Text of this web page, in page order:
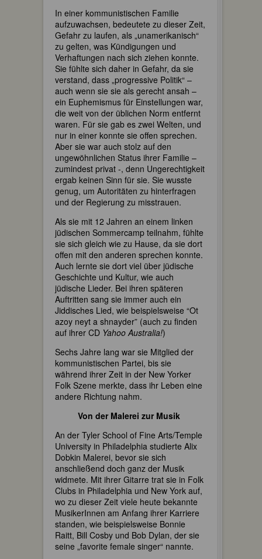
In einer kommunistischen Familie
aufzuwachsen, bedeutete zu dieser Zeit,
Gefahr zu laufen, als „unamerikanisch“
zu gelten, was Kündigungen und
Verhaftungen nach sich ziehen konnte.
Sie fühlte sich daher in Gefahr, da sie
verstand, dass „progressive Politik“ –
auch wenn sie sie als gerecht ansah –
ein Euphemismus für Einstellungen war,
die weit von der üblichen Norm entfernt
waren. Für sie gab es zwei Welten, und
nur in einer konnte sie offen sprechen.
Aber sie war auch stolz auf den
ungewöhnlichen Status ihrer Familie –
zumindest privat -, denn Ungerechtigkeit
ergab keinen Sinn für sie. Sie wusste
genug, um Autoritäten zu hinterfragen
und der Regierung zu misstrauen.
Als sie mit 12 Jahren an einem linken
jüdischen Sommercamp teilnahm, fühlte
sie sich gleich wie zu Hause, da sie dort
offen mit den anderen sprechen konnte.
Auch lernte sie dort viel über jüdische
Geschichte und Kultur, wie auch
jüdische Lieder. Bei ihren späteren
Auftritten sang sie immer auch ein
Jiddisches Lied, wie beispielsweise “Ot
azoy neyt a shnayder” (auch zu finden
auf ihrer CD Yahoo Australia!)
Sechs Jahre lang war sie Mitglied der
kommunistischen Partei, bis sie
während ihrer Zeit in der New Yorker
Folk Szene merkte, dass ihr Leben eine
andere Richtung nahm.
Von der Malerei zur Musik
An der Tyler School of Fine Arts/Temple
University in Philadelphia studierte Alix
Dobkin Malerei, bevor sie sich
anschließend doch ganz der Musik
widmete. Mit ihrer Gitarre trat sie in Folk
Clubs in Philadelphia und New York auf,
wo zu dieser Zeit viele heute bekannte
MusikerInnen am Anfang ihrer Karriere
standen, wie beispielsweise Bonnie
Raitt, Bill Cosby und Bob Dylan, der sie
seine „favorite female singer“ nannte.